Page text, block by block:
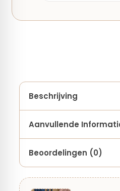
Beschrijving
Aanvullende
Merk
Sandnes Garn
Beoordelingen (0)